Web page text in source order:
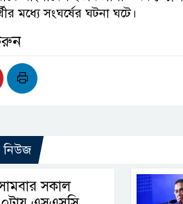
মধ্যে সংঘর্ষের ঘটনা ঘটে।
নিউজ
সকাল